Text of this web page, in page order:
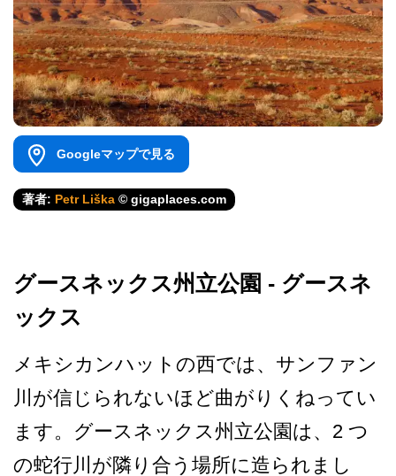
Googleマップで見る
著者: Petr Liška © gigaplaces.com
グースネックス州立公園 - グースネ
ックス
メキシカンハットの西では、­サンファン
川が信じられないほど曲がりくねってい
ま­す。グースネックス州立公園は、2 つ
の蛇行川が隣り合う場所に­造られまし